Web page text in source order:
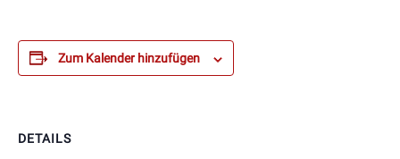
Zum Kalender hinzufügen
DETAILS